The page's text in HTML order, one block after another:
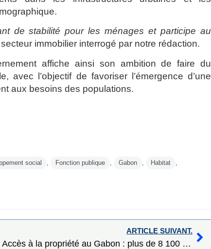
de stabilité pour les ménages et participe au
immobilier interrogé par notre rédaction.
affiche ainsi son ambition de faire du
avec l’objectif de favoriser l’émergence d’une
aux besoins des populations.
social Fonction publique Gabon Habitat
ARTICLE SUIVANT.
Accès à la propriété au Gabon : plus de 8 100 logements pour renforcer la politique sociale